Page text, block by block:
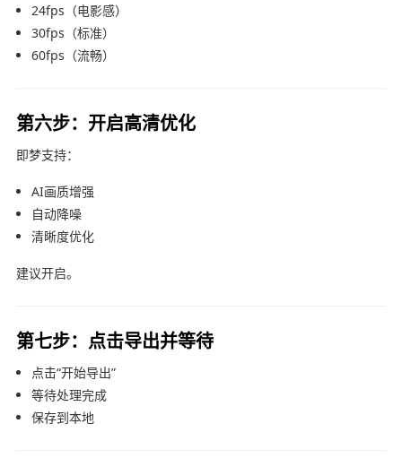
24fps（电影感）
30fps（标准）
60fps（流畅）
第六步：开启高清优化
即梦支持：
AI画质增强
自动降噪
清晰度优化
建议开启。
第七步：点击导出并等待
点击“开始导出”
等待处理完成
保存到本地